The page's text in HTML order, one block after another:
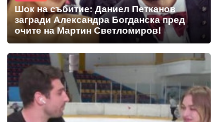
Шок на събитие: Даниел Петканов
загради Александра Богданска пред
очите на Мартин Светломиров!